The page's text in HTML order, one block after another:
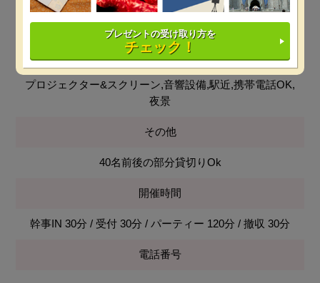
土日祝：45万円～※ 開催日時によっては保証料が変動し
ます。
設備
プロジェクター&スクリーン,音響設備,駅近,携帯電話OK,
夜景
その他
40名前後の部分貸切りOk
開催時間
幹事IN 30分 / 受付 30分 / パーティー 120分 / 撤収 30分
電話番号
プレゼントの受け取り方を
チェック！